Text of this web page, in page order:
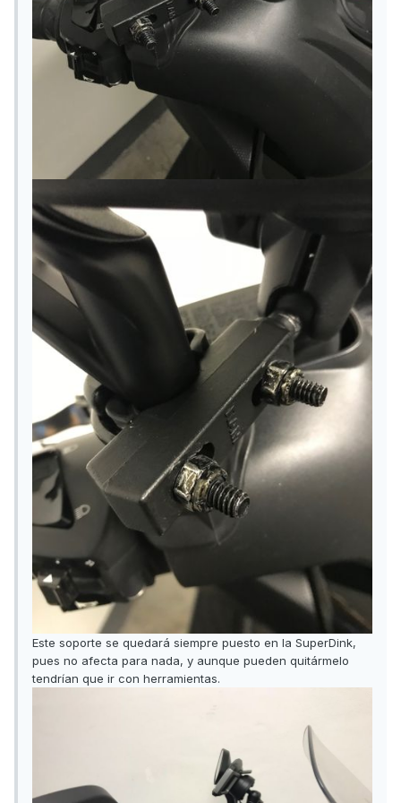
Este soporte se quedará siempre puesto en la SuperDink,
pues no afecta para nada, y aunque pueden quitármelo
tendrían que ir con herramientas.